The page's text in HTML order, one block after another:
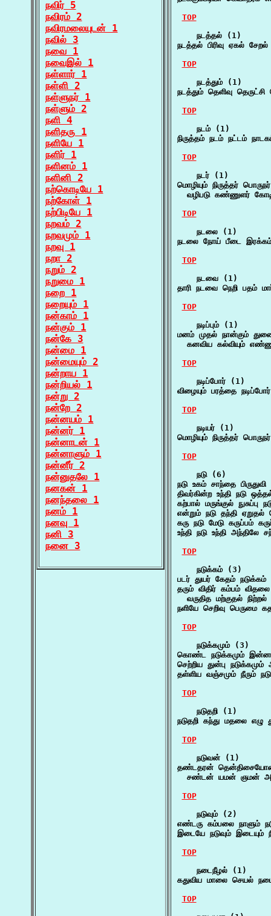
நவிர் 5
நவிரம் 2
நவிரமலையுடன் 1
நவில் 3
நவை 1
நவைஇல் 1
நள்ளார் 1
நள்ளி 2
நள்ளுநர் 1
நள்ளும் 2
நளி 4
நளிதரு 1
நளியே 1
நளிர் 1
நளினம் 1
நளினி 2
நற்கொடியே 1
நற்கோள் 1
நற்பிடியே 1
நறவம் 2
நறவமும் 1
நறவு 1
நறா 2
நறும் 2
நறுமை 1
நறை 1
நறையும் 1
நன்காம் 1
நன்கும் 1
நன்கே 3
நன்மை 1
நன்மையும் 2
நன்றாய 1
நன்றியல் 1
நன்று 2
நன்றே 2
நன்னயம் 1
நன்னர் 1
நன்னாடன் 1
நன்னாளும் 1
நன்னீர் 2
நன்னுதலே 1
நனகன் 1
நனந்தலை 1
நனம் 1
நனவு 1
நனி 3
நனை 3
TOP
    நடத்தல் (1)
நடத்தல் பிரிவு ஏகல்
TOP
    நடத்தும் (1)
நடத்தும் தெளிவு
TOP
    நடம் (1)
நிருத்தம் நடம் நட்டம்
TOP
    நடர் (1)
மொழியும் நிருத்தர்
வழிபடு கண்ணுளர்
TOP
    நடலை (1)
நடலை நோய் பீடை
TOP
    நடவை (1)
தாரி நடவை நெறி பதம்
TOP
    நடிப்பும் (1)
மனம் முதல் நான்கும்
கனவிய கல்வியும்
TOP
    நடிப்போர் (1)
விழையும் பரத்தை
TOP
    நடியர் (1)
மொழியும் நிருத்தர்
TOP
    நடு (6)
நடு உகம் சாந்தை
திவர்கின்ற உந்தி நடு
கற்பால் மருங்குல்
என்றும் நடு தந்தி
கரு நடு மேடு கருப்பம்
உந்தி நடு உந்தி
TOP
    நடுக்கம் (3)
படர் துயர் கேதம்
தரும் விதிர் கம்பம் விதலை
வருதித மற்குதல்
நளியே செறிவு
TOP
    நடுக்கமும் (3)
கொண்ட நடுக்கமும்
செற்றிய துன்பு
தள்ளிய வஞ்சமும் நீரும்
TOP
    நடுதறி (1)
நடுதறி கந்து மதலை
TOP
    நடுவன் (1)
தண்டதரன்
சண்டன் யமன் ஞமன்
TOP
    நடுவும் (2)
எண்டரு கம்பலை நாளும்
இடையே நடுவும்
TOP
    நடைநீழல் (1)
கதுவிய மாலை செயல்
TOP